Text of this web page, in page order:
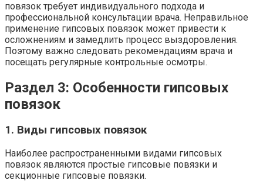
повязок требует индивидуального подхода и
профессиональной консультации врача. Неправильное
применение гипсовых повязок может привести к
осложнениям и замедлить процесс выздоровления.
Поэтому важно следовать рекомендациям врача и
посещать регулярные контрольные осмотры.
Раздел 3: Особенности гипсовых
повязок
1. Виды гипсовых повязок
Наиболее распространенными видами гипсовых
повязок являются простые гипсовые повязки и
секционные гипсовые повязки.